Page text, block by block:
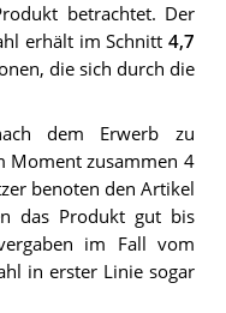
betrachtet. Der
erhält im Schnitt 4,7
die sich durch die
dem Erwerb zu
Moment zusammen 4
benoten den Artikel
das Produkt gut bis
im Fall vom
in erster Linie sogar